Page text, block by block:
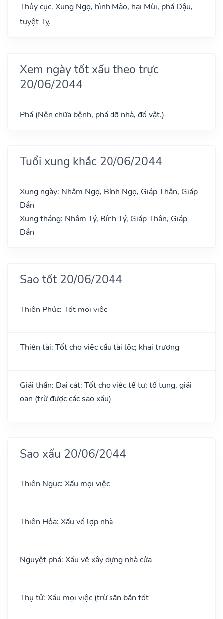
Thủy cục. Xung Ngọ, hình Mão, hại Mùi, phá Dậu,
tuyệt Tỵ.
Xem ngày tốt xấu theo trực
20/06/2044
Phá (Nên chữa bệnh, phá dỡ nhà, đồ vật.)
Tuổi xung khắc 20/06/2044
Xung ngày: Nhâm Ngọ, Bính Ngọ, Giáp Thân, Giáp
Dần
Xung tháng: Nhâm Tý, Bính Tý, Giáp Thân, Giáp
Dần
Sao tốt 20/06/2044
Thiên Phúc: Tốt mọi việc
Thiên tài: Tốt cho việc cầu tài lộc; khai trương
Giải thần: Đại cát: Tốt cho việc tế tự; tố tụng, giải
oan (trừ được các sao xấu)
Sao xấu 20/06/2044
Thiên Ngục: Xấu mọi việc
Thiên Hỏa: Xấu về lợp nhà
Nguyệt phá: Xấu về xây dựng nhà cửa
Thụ tử: Xấu mọi việc (trừ săn bắn tốt